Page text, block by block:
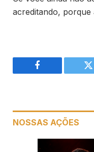
acreditando, porque
Facebook
NOSSAS AÇÕES